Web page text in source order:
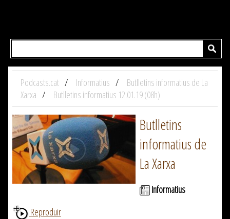
Podcasts.cat Informatius
Butlletins informatius de La
Xarxa
Butlletins informatius 12.01.19 (08h)
Butlletins
informatius de
La Xarxa
Informatius
Reproduir